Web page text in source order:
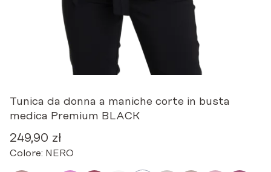
Tunica da donna a maniche corte in busta
medica Premium BLACK
249,90 zł
Colore: NERO